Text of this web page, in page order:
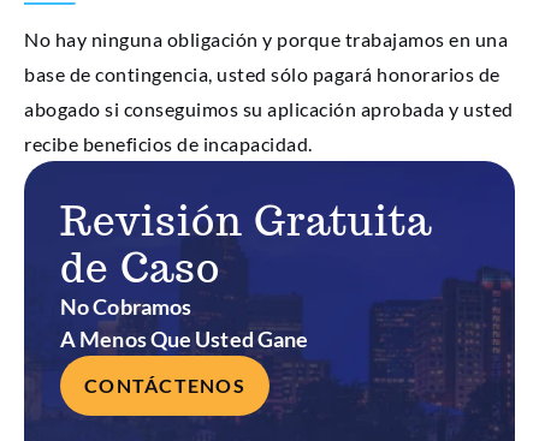
No hay ninguna obligación y porque trabajamos en una
base de contingencia, usted sólo pagará honorarios de
abogado si conseguimos su aplicación aprobada y usted
recibe beneficios de incapacidad.
Revisión Gratuita
de Caso
No Cobramos
A Menos Que Usted Gane
CONTÁCTENOS